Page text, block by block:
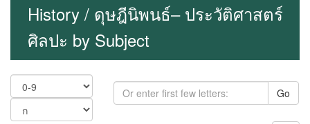
History / ดุษฎีนิพนธ์– ประวัติศาสตร์
ศิลปะ by Subject
Go